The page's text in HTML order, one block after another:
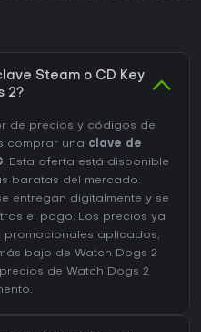
Steam o CD Key
2?
de precios y códigos de
comprar una clave de
. Esta oferta está disponible
baratas del mercado.
entregan digitalmente y se
el pago. Los precios ya
promocionales aplicados,
bajo de Watch Dogs 2
de Watch Dogs 2